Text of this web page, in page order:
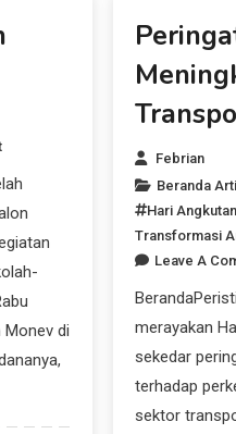
di
Febrian
Beranda
Hari
Transformasi
Leave A
merayakan
sekedar
terhadap
sektor